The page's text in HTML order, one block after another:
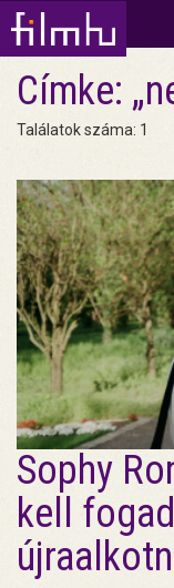
Címke:
Találatok száma: 1
Sophy
kell